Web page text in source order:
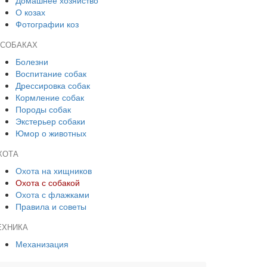
О козах
Фотографии коз
Болезни
Воспитание собак
Дрессировка собак
Кормление собак
Породы собак
Экстерьер собаки
Юмор о животных
Охота на хищников
Охота с собакой
Охота с флажками
Правила и советы
Механизация